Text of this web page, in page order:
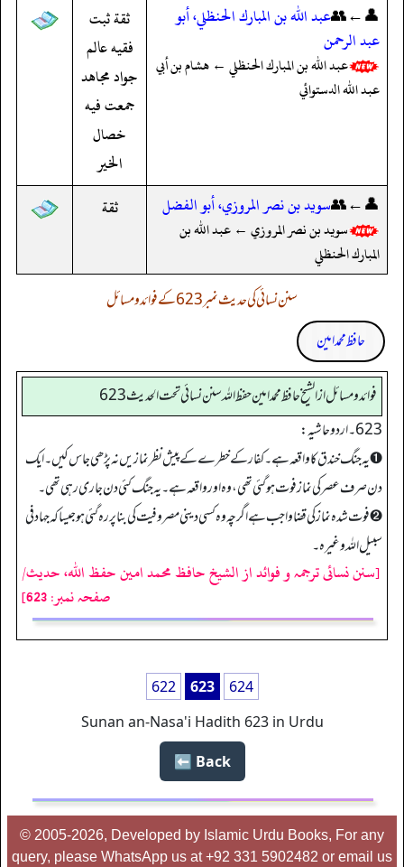
👤←👥عبد الله بن المبارك الحنظلي، أبو
عبد الرحمن
عبد الله بن المبارك الحنظلي ← هشام بن أبي
عبد الله الدستوائي
ثقة ثبت
فقيه عالم
جواد مجاهد
جمعت فيه
خصال
الخير
👤←👥سويد بن نصر المروزي، أبو الفضل
سويد بن نصر المروزي ← عبد الله بن
المبارك الحنظلي
ثقة
سنن نسائی کی حدیث نمبر 623 کے فوائد و مسائل
حافظ محمد امین
فوائد ومسائل از الشيخ حافظ محمد امين حفظ الله سنن نسائي تحت الحديث 623
623 ۔ اردو حاشیہ:
➊ یہ جنگ خندق کا واقعہ ہے۔ کفار کے خطرے کے پیش نظر نمازیں نہ پڑھی جاس کیں۔ ایک
دن صرف عصر کی نماز فوت ہو گئی تھی، وہ اور واقعہ ہے۔ یہ جنگ کئی دن جاری رہی تھی۔
➋ فوت شدہ نماز کی قضا واجب ہے اگرچہ وہ کسی دینی مصروفیت کی بنا پر رہ گئی ہو جیسا کہ جہاد فی
سبیل اللہ وغیرہ۔
[سنن نسائی ترجمہ و فوائد از الشیخ حافظ محمد امین حفظ اللہ، حدیث/
صفحہ نمبر: 623]
622 623
624
Sunan an-Nasa'i Hadith 623 in Urdu
Back ⬅️
© 2005-2026, Developed by Islamic Urdu Books, For any
query, please WhatsApp us at +92 331 5902482 or email us